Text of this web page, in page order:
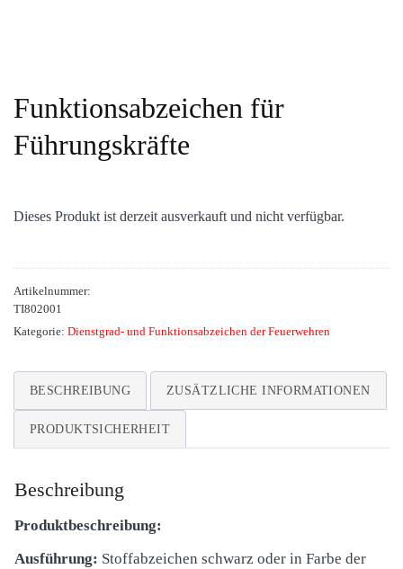
Funktionsabzeichen für
Führungskräfte
Dieses Produkt ist derzeit ausverkauft und nicht verfügbar.
Artikelnummer:
TI802001
Kategorie: Dienstgrad- und Funktionsabzeichen der Feuerwehren
BESCHREIBUNG ZUSÄTZLICHE INFORMATIONEN
PRODUKTSICHERHEIT
Beschreibung
Produktbeschreibung:
Ausführung: Stoffabzeichen schwarz oder in Farbe der